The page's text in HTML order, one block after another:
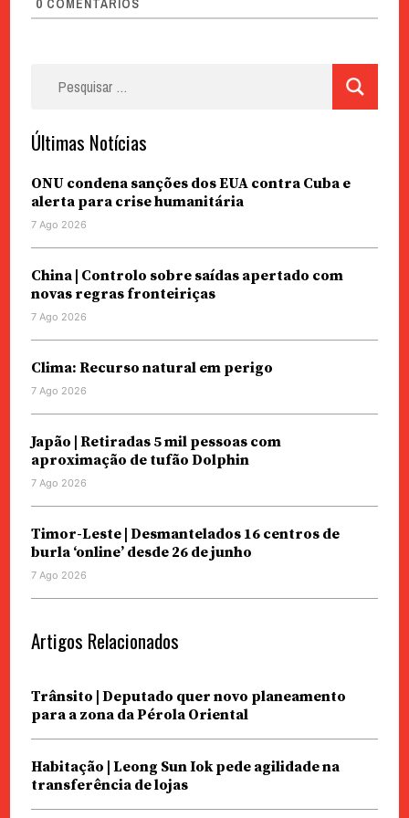
COMENTÁRIOS
Últimas Notícias
ONU condena sanções dos EUA contra Cuba e
alerta para crise humanitária
7 Ago 2026
China | Controlo sobre saídas apertado com
novas regras fronteiriças
7 Ago 2026
Clima: Recurso natural em perigo
7 Ago 2026
Japão | Retiradas 5 mil pessoas com
aproximação de tufão Dolphin
7 Ago 2026
Timor-Leste | Desmantelados 16 centros de
burla ‘online’ desde 26 de junho
7 Ago 2026
Artigos Relacionados
Trânsito | Deputado quer novo planeamento
para a zona da Pérola Oriental
Habitação | Leong Sun Iok pede agilidade na
transferência de lojas